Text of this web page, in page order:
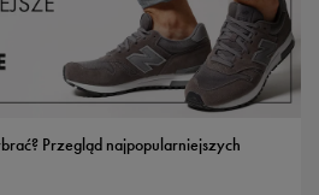
Przegląd najpopularniejszych